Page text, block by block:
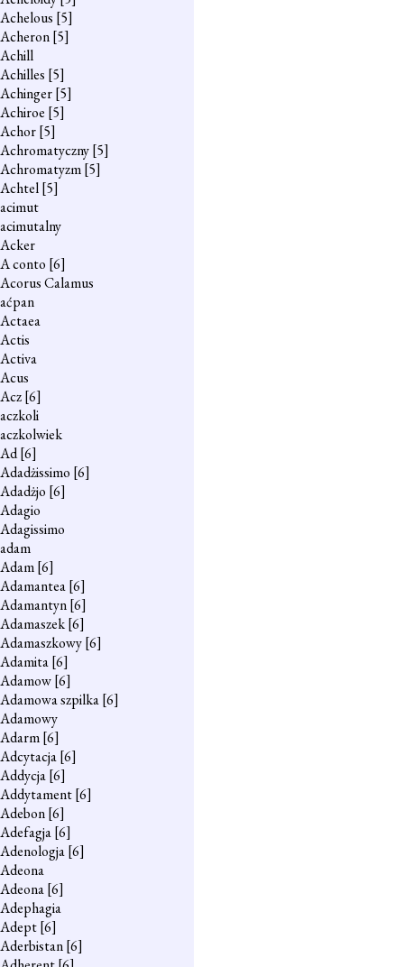
Achelous [5]
Acheron[5]
Achill
Achilles [5]
Achinger[5]
Achiroe [5]
Achor[5]
Achromatyczny[5]
Achromatyzm[5]
Achtel[5]
acimut
acimutalny
Acker
A conto [6]
Acorus Calamus
aćpan
Actaea
Actis
Activa
Acus
Acz[6]
aczkoli
aczkolwiek
Ad[6]
Adadżissimo [6]
Adadżjo [6]
Adagio
Adagissimo
adam
Adam[6]
Adamantea[6]
Adamantyn[6]
Adamaszek[6]
Adamaszkowy[6]
Adamita[6]
Adamow[6]
Adamowa szpilka[6]
Adamowy
Adarm[6]
Adcytacja[6]
Addycja[6]
Addytament[6]
Adebon[6]
Adefagja[6]
Adenologja[6]
Adeona
Adeona[6]
Adephagia
Adept[6]
Aderbistan[6]